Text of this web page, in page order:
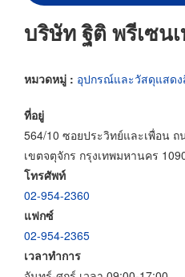
บริษัท ฐิติ พรีเซน
หมวดหมู่ : อุปกรณ์และวัสดุแสด
ที่อยู่
564/10 ซอยประวิทย์และเพื่อน
เขตจตุจักร กรุงเทพมหานคร
โทรศัพท์
02-954-2360
แฟกซ์
02-954-2365
เวลาทำการ